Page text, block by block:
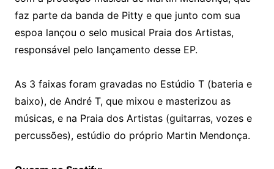
faz parte da banda de Pitty e que junto com sua
espoa lançou o selo musical Praia dos Artistas,
responsável pelo lançamento desse EP.
As 3 faixas foram gravadas no Estúdio T (bateria e
baixo), de André T, que mixou e masterizou as
músicas, e na Praia dos Artistas (guitarras, vozes e
percussões), estúdio do próprio Martin Mendonça.